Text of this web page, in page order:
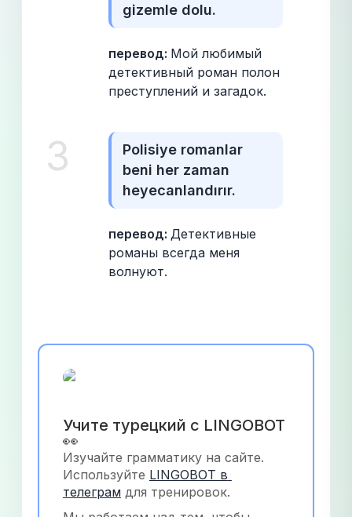
gizemle dolu.
перевод: Мой любимый
детективный роман полон
преступлений и загадок.
3
Polisiye romanlar
beni her zaman
heyecanlandırır.
перевод: Детективные
романы всегда меня
волнуют.
Учите турецкий с LINGOBOT
👀
Изучайте грамматику на сайте.
Используйте LINGOBOT в
телеграм для тренировок.